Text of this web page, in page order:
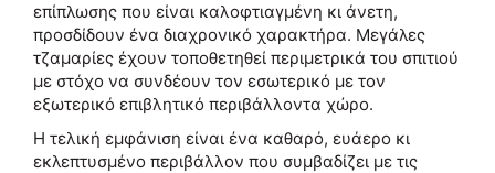
επίπλωσης που είναι καλοφτιαγμένη κι άνετη,
προσδίδουν ένα διαχρονικό χαρακτήρα. Μεγάλες
τζαμαρίες έχουν τοποθετηθεί περιμετρικά του σπιτιού
με στόχο να συνδέουν τον εσωτερικό με τον
εξωτερικό επιβλητικό περιβάλλοντα χώρο.
Η τελική εμφάνιση είναι ένα καθαρό, ευάερο κι
εκλεπτυσμένο περιβάλλον που συμβαδίζει με τις